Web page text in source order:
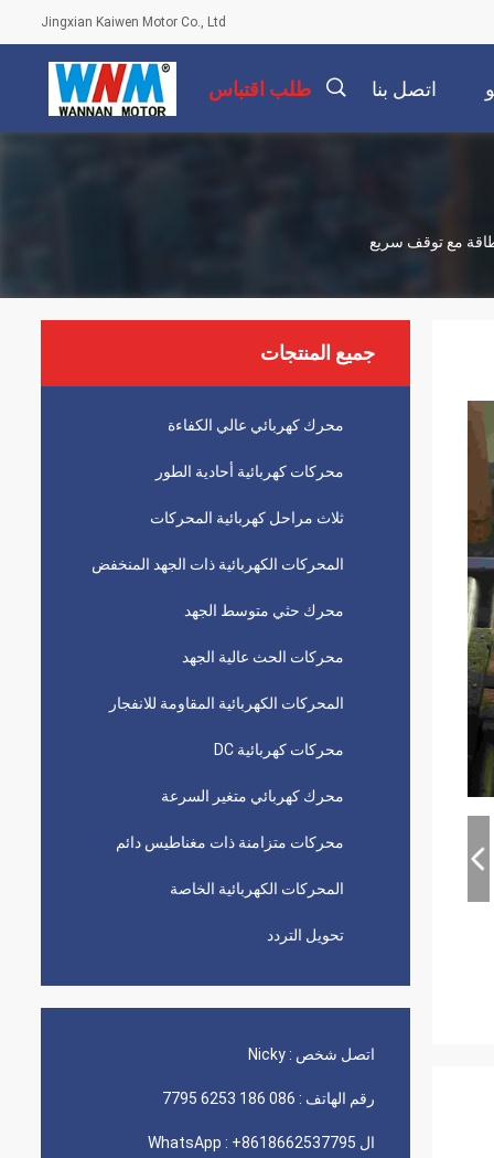
Jingxian Kaiwen Motor Co., Ltd
اتصل بنا طلب اقتباس
جميع المنتجات
محرك كهربائي عالي الكفاءة
محركات كهربائية أحادية الطور
ثلاث مراحل كهربائية المحركات
المحركات الكهربائية ذات الجهد المنخفض
محرك حثي متوسط ​​الجهد
محركات الحث عالية الجهد
المحركات الكهربائية المقاومة للانفجار
محركات كهربائية DC
محرك كهربائي متغير السرعة
محركات متزامنة ذات مغناطيس دائم
المحركات الكهربائية الخاصة
تحويل التردد
اتصل شخص : Nicky
رقم الهاتف : 086 186 6253 7795
ال WhatsApp : +8618662537795